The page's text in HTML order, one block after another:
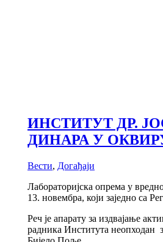
ИНСТИТУТ ДР.
ДИНАРА У
Вести, Догађаји
Лабораторијска опрема у
13. новембра, који заједно са
Реч је апарату за издвајање
радника Института неопходан